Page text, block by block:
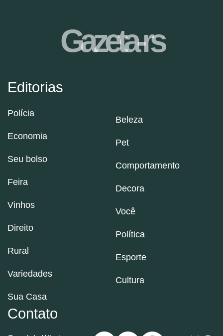
Editorias
Polícia
Economia
Seu bolso
Feira
Vinhos
Direito
Rural
Variedades
Sua Casa
Beleza
Pet
Comportamento
Decora
Você
Política
Esporte
Cultura
Contato
Gazeta-rs